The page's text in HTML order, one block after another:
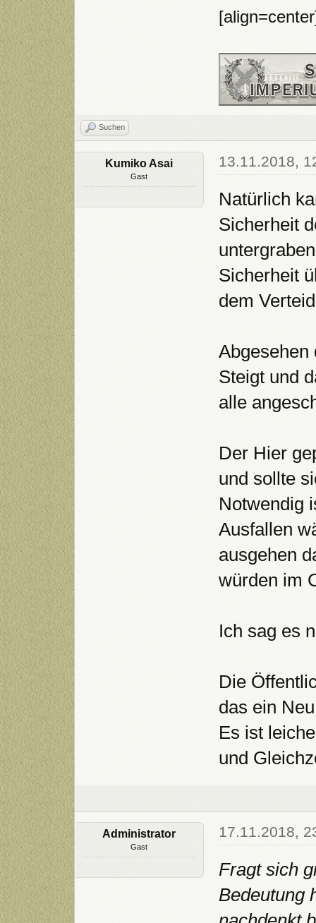
Suchen
Kumiko Asai
Gast
13.11.2018,
Natürlich
Sicherheit
Sicherheit
dem
Abgesehen
Steigt und
alle
Der Hier
und sollte
Notwendig
Ausfallen
ausgehen
würden im
Ich sag es
Die
das ein
Es ist
und
Administrator
Gast
17.11.2018,
Fragt sich
Bedeutung